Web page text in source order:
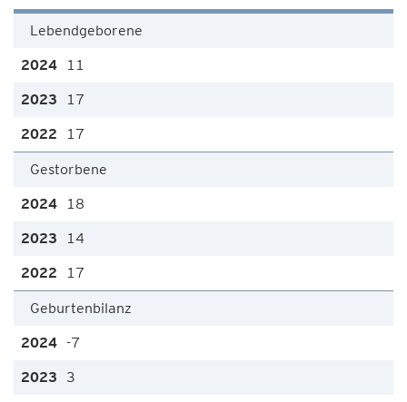
Lebendgeborene
11
17
17
Gestorbene
18
14
17
Geburtenbilanz
-7
3